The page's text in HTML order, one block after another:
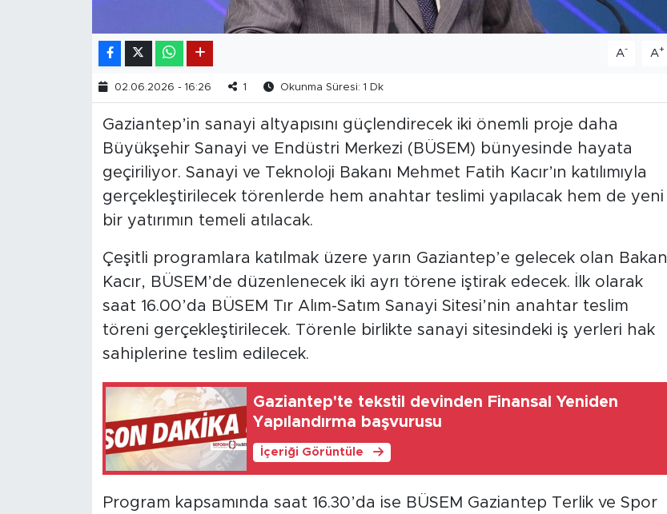
A- A+
02.06.2026 - 16:26 1 Okunma Süresi: 1 Dk
Gaziantep’in sanayi altyapısını güçlendirecek iki önemli proje daha
Büyükşehir Sanayi ve Endüstri Merkezi (BÜSEM) bünyesinde hayata
geçiriliyor. Sanayi ve Teknoloji Bakanı Mehmet Fatih Kacır’ın katılımıyla
gerçekleştirilecek törenlerde hem anahtar teslimi yapılacak hem de yeni
bir yatırımın temeli atılacak.
Çeşitli programlara katılmak üzere yarın Gaziantep’e gelecek olan Bakan
Kacır, BÜSEM’de düzenlenecek iki ayrı törene iştirak edecek. İlk olarak
saat 16.00’da BÜSEM Tır Alım-Satım Sanayi Sitesi’nin anahtar teslim
töreni gerçekleştirilecek. Törenle birlikte sanayi sitesindeki iş yerleri hak
sahiplerine teslim edilecek.
Gaziantep'te tekstil devinden Finansal Yeniden
Yapılandırma başvurusu
İçeriği Görüntüle
Program kapsamında saat 16.30’da ise BÜSEM Gaziantep Terlik ve Spor